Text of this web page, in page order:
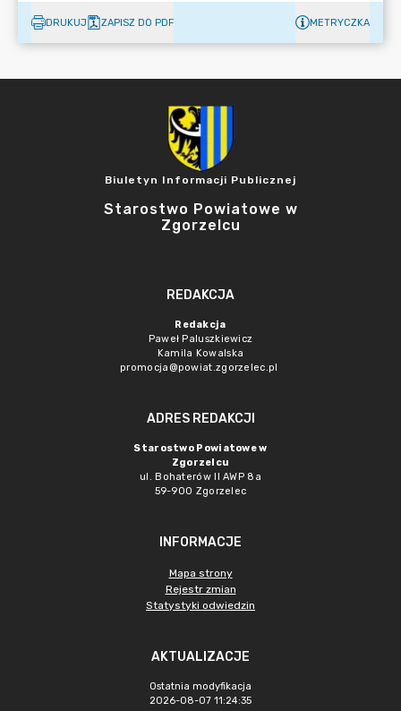
DRUKUJ ZAPISZ DO PDF METRYCZKA
Biuletyn Informacji Publicznej
Starostwo Powiatowe w
Zgorzelcu
REDAKCJA
Redakcja
Paweł Paluszkiewicz
Kamila Kowalska
promocja@powiat.zgorzelec.pl
ADRES REDAKCJI
Starostwo Powiatowe w
Zgorzelcu
ul. Bohaterów II AWP 8a
59-900 Zgorzelec
INFORMACJE
Mapa strony
Rejestr zmian
Statystyki odwiedzin
AKTUALIZACJE
Ostatnia modyfikacja
2026-08-07 11:24:35